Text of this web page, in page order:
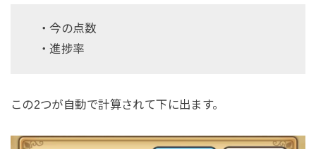
・今の点数
・進捗率
この2つが自動で計算されて下に出ます。